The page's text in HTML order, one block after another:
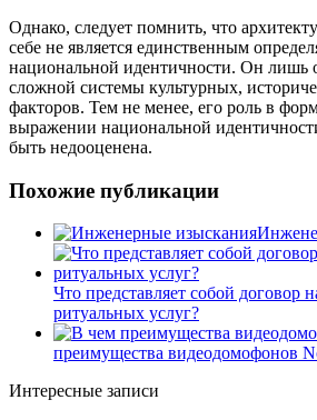
Однако, следует помнить, что
себе не является единственным
национальной идентичности. Он лишь
сложной системы культурных,
факторов. Тем не менее, его роль в
выражении национальной
быть недооценена.
Похожие публикации
Что представляет собой договор
ритуальных услуг?
преимущества видеодомофонов
Интересные записи